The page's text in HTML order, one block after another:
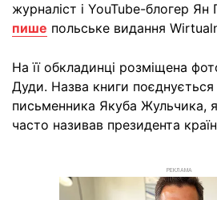
журналіст і YouTube-блогер
пише польське видання
На її обкладинці розміщена
Дуди. Назва книги
письменника Якуба Жульчика,
часто називав президента
РЕКЛАМА